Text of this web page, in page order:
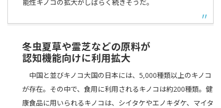
能性キノコの拡大がしばらく続きそうだ。
冬虫夏草や霊芝などの原料が
認知機能向けに利用拡大
中国と並びキノコ大国の日本には、5,000種類以上のキノコ
が存在。その中で、食用に利用されるキノコは約200種類。健
康食品に用いられるキノコは、シイタケやエノキダケ、マイタ